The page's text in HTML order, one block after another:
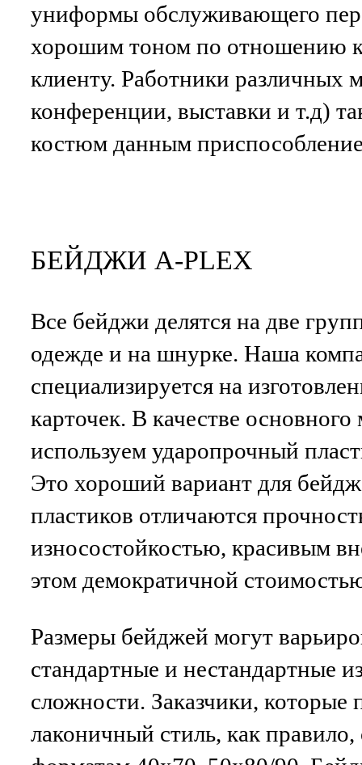
униформы обслуживающего
хорошим тоном по отношению
клиенту. Работники
конференции, выставки и т.д)
костюм данным
БЕЙДЖИ A-PLEX
Все бейджи делятся на две
одежде и на шнурке. Наша
специализируется на
карточек. В качестве
используем ударопрочный
Это хороший вариант для
пластиков отличаются
износостойкостью, красивым
этом демократичной
Размеры бейджей могут
стандартные и нестандартные
сложности. Заказчики, которые
лаконичный стиль, как